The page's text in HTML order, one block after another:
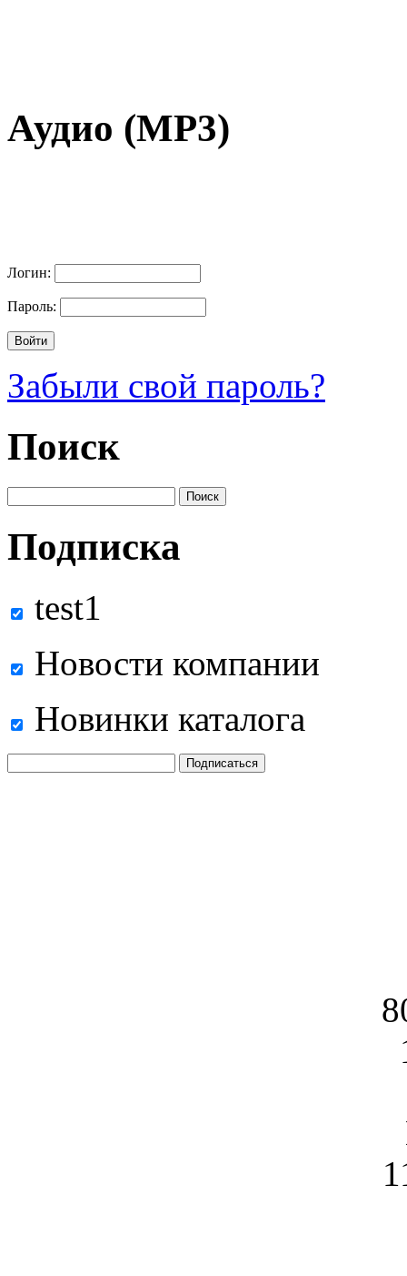
Аудио (MP3)
Логин:
Пароль:
Забыли свой пароль?
Поиск
Подписка
test1
Новости компании
Новинки каталога